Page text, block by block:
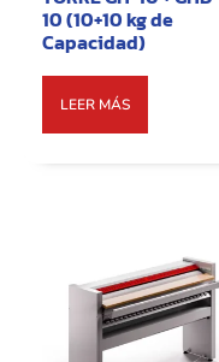
10 (10+10 kg de
Capacidad)
LEER MÁS